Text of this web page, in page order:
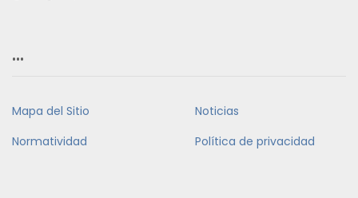
…
Mapa del Sitio
Noticias
Normatividad
Política de privacidad